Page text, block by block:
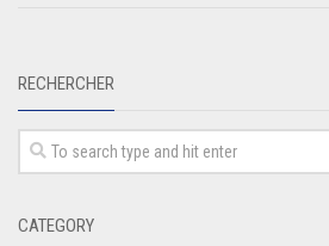
RECHERCHER
CATEGORY